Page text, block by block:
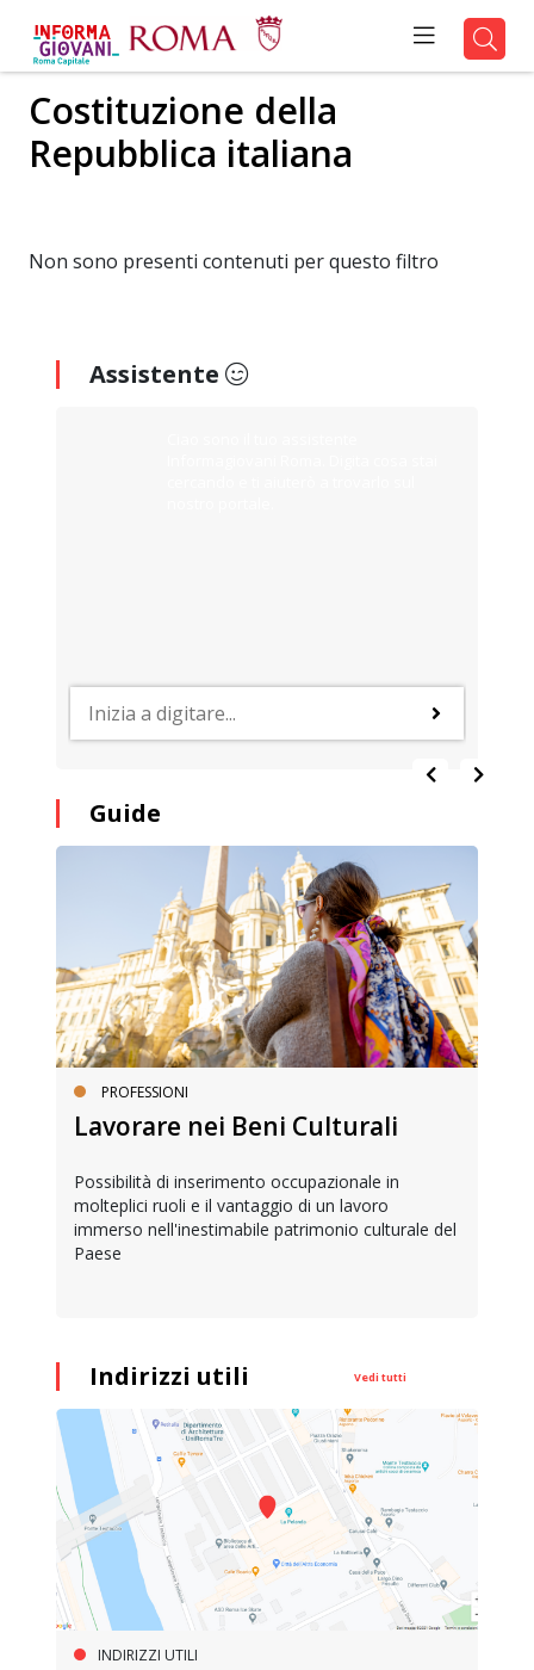
Costituzione della
Repubblica italiana
Non sono presenti contenuti per questo filtro
Assistente
Guide
PROFESSIONI
Lavorare nei Beni Culturali
Possibilità di inserimento occupazionale in
molteplici ruoli e il vantaggio di un lavoro
immerso nell'inestimabile patrimonio culturale del
Paese
Indirizzi utili Vedi tutti
INDIRIZZI UTILI